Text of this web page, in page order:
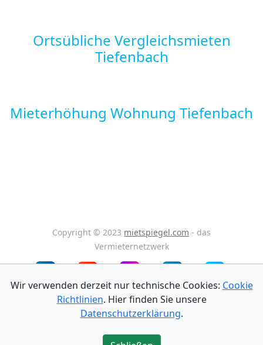
Ortsübliche Vergleichsmieten
Tiefenbach
Mieterhöhung Wohnung Tiefenbach
Copyright © 2023 mietspiegel.com - das
Vermieternetzwerk
Impressum Datenschutz AGB
Wir verwenden derzeit nur technische Cookies: Cookie
Richtlinien. Hier finden Sie unsere
Datenschutzerklärung.